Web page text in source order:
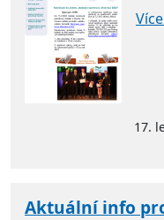
17.
Aktuální info